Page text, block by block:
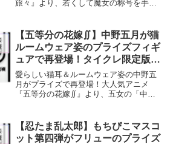
旅々』より、若くして魔女の称号を手に
プライズフィギュア化されます。キュー
ブ型の専用台座と、愛らしく...
【五等分の花嫁∬】中野五月が猫
ルームウェア姿のプライズフィギ
ュアで再登場！タイクレ限定版も
見逃せない！
愛らしい猫耳＆ルームウェア姿の中野五
月がプライズで再登場！大人気アニメ
『五等分の花嫁∬』より、五女の「中野
ラストを元にした、猫耳とルームウェア
姿が愛らしい...
【忍たま乱太郎】もちぴこマスコ
ット第四弾がフリューのプライズ